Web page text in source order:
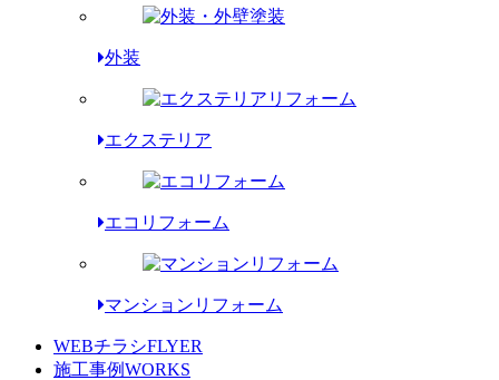
外装
エクステリア
エコリフォーム
マンションリフォーム
WEBチラシFLYER
施工事例WORKS